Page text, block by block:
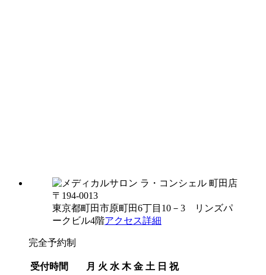
〒194-0013
東京都町田市原町田6丁目10－3 リンズパ
ークビル4階アクセス詳細
完全予約制
受付時間 月 火 水 木 金 土 日 祝